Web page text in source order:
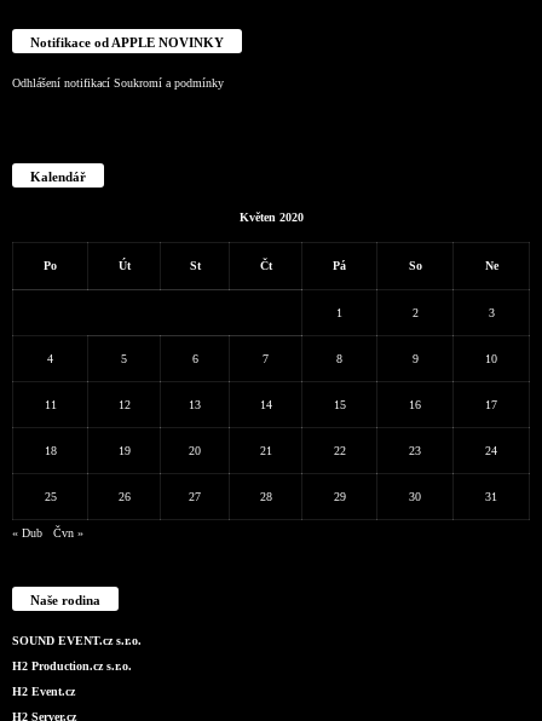
Notifikace od APPLE NOVINKY
Odhlášení notifikací Soukromí a podmínky
Kalendář
Květen 2020
Po Út St Čt Pá So Ne
1 2 3
4 5 6 7 8 9 10
11 12 13 14 15 16 17
18 19 20 21 22 23 24
25 26 27 28 29 30 31
« Dub Čvn »
Naše rodina
SOUND EVENT.cz s.r.o.
H2 Production.cz s.r.o.
H2 Event.cz
H2 Server.cz